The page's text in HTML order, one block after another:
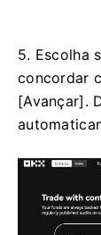
5. Escolha
concordar
[Avançar].